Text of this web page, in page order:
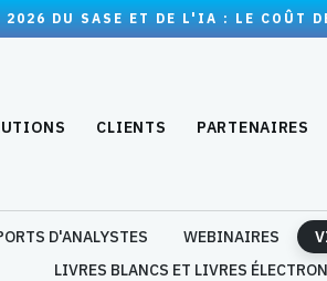
2026 DU SASE ET DE L'IA : LE COÛT
CLIENTS PARTENAIRES
D'ANALYSTES WEBINAIRES
LIVRES BLANCS ET LIVRES